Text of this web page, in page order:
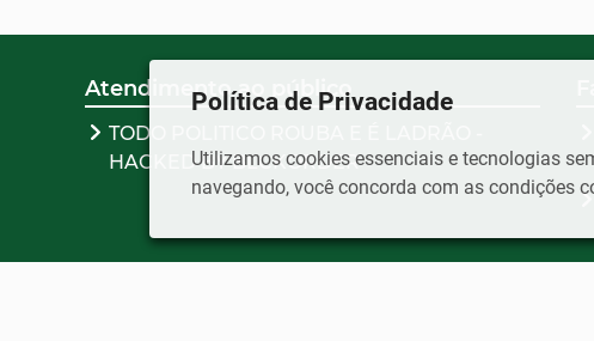
Atendimento ao público
TODO POLITICO ROUBA E É LADRÃO -
HACKED BY BLCKORDER
Política de Privacidade
Utilizamos cookies essenciais e tecnologias
navegando, você concorda com as condições